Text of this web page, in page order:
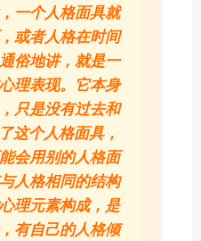
一个人格面具就
或者人格在时间
俗地讲，就是一
理表现。它本身
只是没有过去和
这个人格面具，
会用别的人格面
人格相同的结构
理元素构成，是
有自己的人格倾